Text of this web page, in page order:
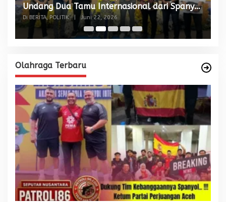
Undang Dua Tamu Internasional dari Spanyol
dan Malaysia
Di BERITA, POLITIK Juni 22, 2026
Olahraga Terbaru